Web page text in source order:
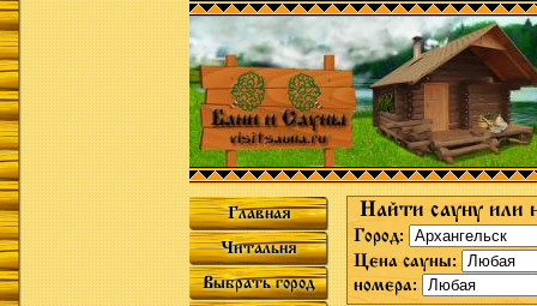
Главная
Читальня
Выбрать город
Найти сауну или
Город:
Цена сауны:
номера: